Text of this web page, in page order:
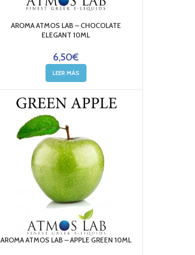
AROMA ATMOS LAB – CHOCOLATE
ELEGANT 10ML
6,50€
LEER MÁS
AROMA ATMOS LAB – APPLE GREEN 10ML